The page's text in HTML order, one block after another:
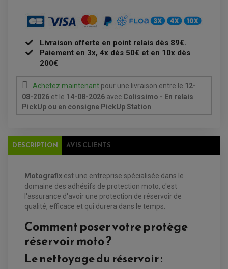
DÉMARREUR
ECLAIRAGE MOTO
KIT RECONDITIONNEMENT DEMARREUR
POMPE A ESSENCE
REDRESSEUR / REGULATEUR
STATOR
ENTRETIEN MOTO
ATELIER, PADDOCK, STAND
ANTIPARASITE NGK
BOUGIE NGK
PRODUIT D'ENTRETIEN
DISQUE DE FREIN AVANT
ACCESSOIRE + VISSERIE FREINAGE
DISQUE DE FREIN ARRIERE
PLAQUETTE DE FREIN AVANT
MAÎTRE CYLINDRE
RADIATEUR
DURITE RADIATEUR
Livraison offerte en point relais dès 89€.
Paiement en 3x, 4x dès 50€ et en 10x dès
200€
Achetez maintenant pour une livraison entre le 12-
08-2026 et le 14-08-2026 avec Colissimo - En relais
PickUp ou en consigne PickUp Station
DESCRIPTION AVIS CLIENTS
Motografix est une entreprise spécialisée dans le
domaine des adhésifs de protection moto, c'est
l'assurance d'avoir une protection de réservoir de
qualité, efficace et qui durera dans le temps.
Comment poser votre protège
réservoir moto ?
Le nettoyage du réservoir :